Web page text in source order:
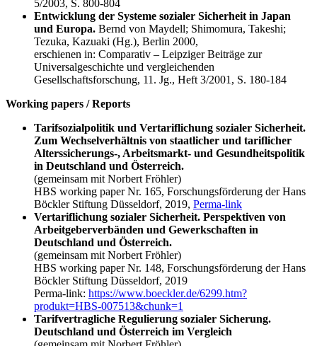
5/2003, S. 800-804
Entwicklung der Systeme sozialer Sicherheit in Japan
und Europa. Bernd von Maydell; Shimomura, Takeshi;
Tezuka, Kazuaki (Hg.), Berlin 2000,
erschienen in: Comparativ – Leipziger Beiträge zur
Universalgeschichte und vergleichenden
Gesellschaftsforschung, 11. Jg., Heft 3/2001, S. 180-184
Working papers / Reports
Tarifsozialpolitik und Vertariflichung sozialer Sicherheit.
Zum Wechselverhältnis von staatlicher und tariflicher
Alterssicherungs-, Arbeitsmarkt- und Gesundheitspolitik
in Deutschland und Österreich.
(gemeinsam mit Norbert Fröhler)
HBS working paper Nr. 165, Forschungsförderung der Hans
Böckler Stiftung Düsseldorf, 2019, Perma-link
Vertariflichung sozialer Sicherheit. Perspektiven von
Arbeitgeberverbänden und Gewerkschaften in
Deutschland und Österreich.
(gemeinsam mit Norbert Fröhler)
HBS working paper Nr. 148, Forschungsförderung der Hans
Böckler Stiftung Düsseldorf, 2019
Perma-link: https://www.boeckler.de/6299.htm?
produkt=HBS-007513&chunk=1
Tarifvertragliche Regulierung sozialer Sicherung.
Deutschland und Österreich im Vergleich